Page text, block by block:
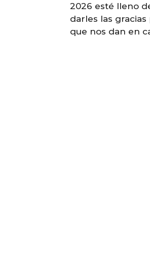
2026 esté lleno
darles las
que nos dan en